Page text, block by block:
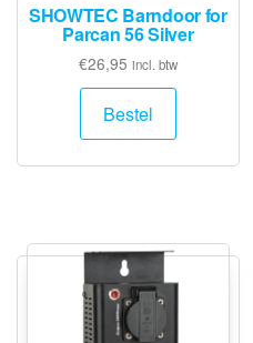
SHOWTEC Barndoor for
Parcan 56 Silver
€26,95 incl. btw
Bestel